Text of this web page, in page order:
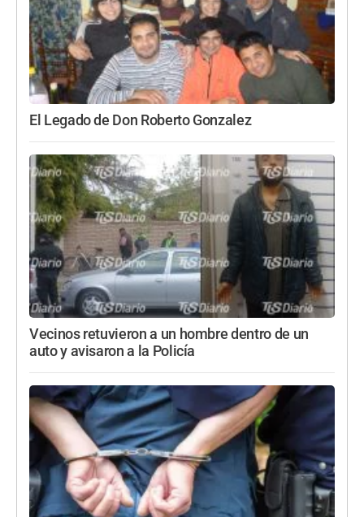
El Legado de Don Roberto Gonzalez
Vecinos retuvieron a un hombre dentro de un
auto y avisaron a la Policía